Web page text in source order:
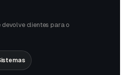
clientes para o